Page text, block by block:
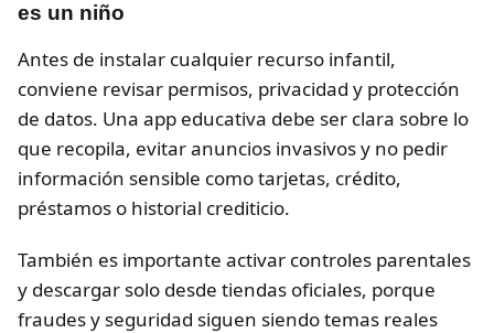
es un niño
Antes de instalar cualquier recurso infantil,
conviene revisar permisos, privacidad y protección
de datos. Una app educativa debe ser clara sobre lo
que recopila, evitar anuncios invasivos y no pedir
información sensible como tarjetas, crédito,
préstamos o historial crediticio.
También es importante activar controles parentales
y descargar solo desde tiendas oficiales, porque
fraudes y seguridad siguen siendo temas reales